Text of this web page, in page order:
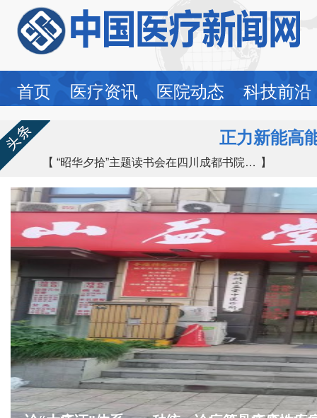
首页 医疗资讯 医院动态 科技前沿
正力新能高
“昭华夕拾”主题读书会在四川成都书院街道五昭路社区隆重举行